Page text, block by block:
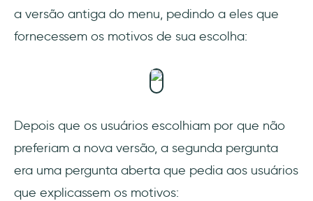
a versão antiga do menu, pedindo a eles que
fornecessem os motivos de sua escolha:
Depois que os usuários escolhiam por que não
preferiam a nova versão, a segunda pergunta
era uma pergunta aberta que pedia aos usuários
que explicassem os motivos: